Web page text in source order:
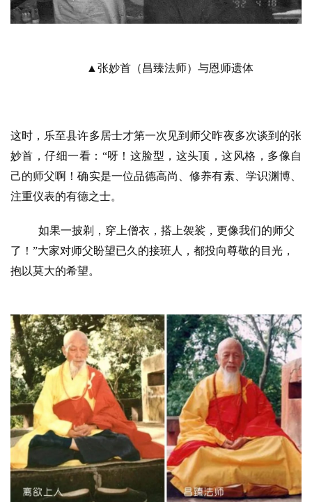
资
高
僧
访
心
菩
专
题
公
益
慈
善
佛
教
▲张妙首（昌臻法师）与恩师遗体
这时，乐至县许多居士才第一次见到师父昨夜多次谈到的张
妙首，仔细一看：“呀！这脸型，这头顶，这风格，多像自
己的师父啊！确实是一位品德高尚、修养有素、学识渊博、
注重仪表的有德之士。
如果一披剃，穿上僧衣，搭上袈裟，更像我们的师父
了！”大家对师父盼望已久的接班人，都投向尊敬的目光，
抱以莫大的希望。